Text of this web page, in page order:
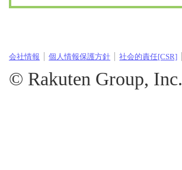
会社情報 個人情報保護方針 社会的責任[CSR]
© Rakuten Group, Inc.